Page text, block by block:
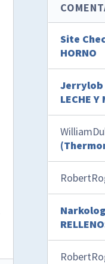
Site
HORNO
Jerrylob
LECHE Y